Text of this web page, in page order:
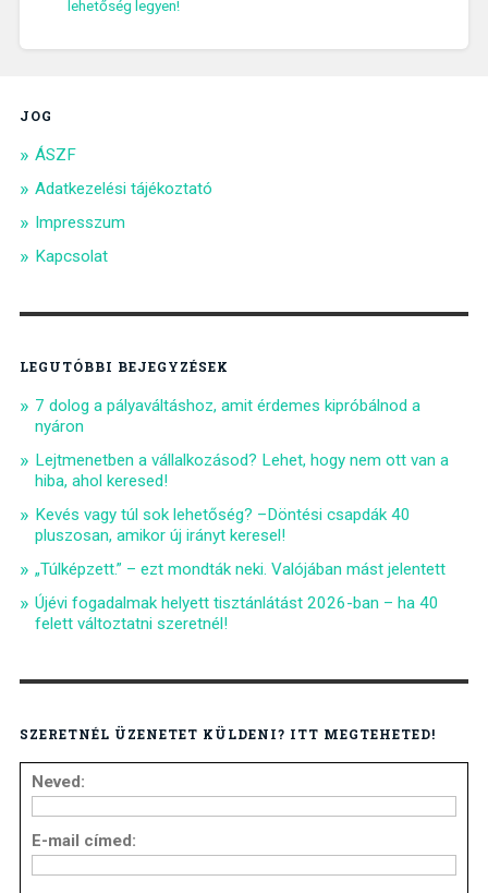
lehetőség legyen!
JOG
ÁSZF
Adatkezelési tájékoztató
Impresszum
Kapcsolat
LEGUTÓBBI BEJEGYZÉSEK
7 dolog a pályaváltáshoz, amit érdemes kipróbálnod a
nyáron
Lejtmenetben a vállalkozásod? Lehet, hogy nem ott van a
hiba, ahol keresed!
Kevés vagy túl sok lehetőség? –Döntési csapdák 40
pluszosan, amikor új irányt keresel!
„Túlképzett.” – ezt mondták neki. Valójában mást jelentett
Újévi fogadalmak helyett tisztánlátást 2026-ban – ha 40
felett változtatni szeretnél!
SZERETNÉL ÜZENETET KÜLDENI? ITT MEGTEHETED!
Neved:
E-mail címed: